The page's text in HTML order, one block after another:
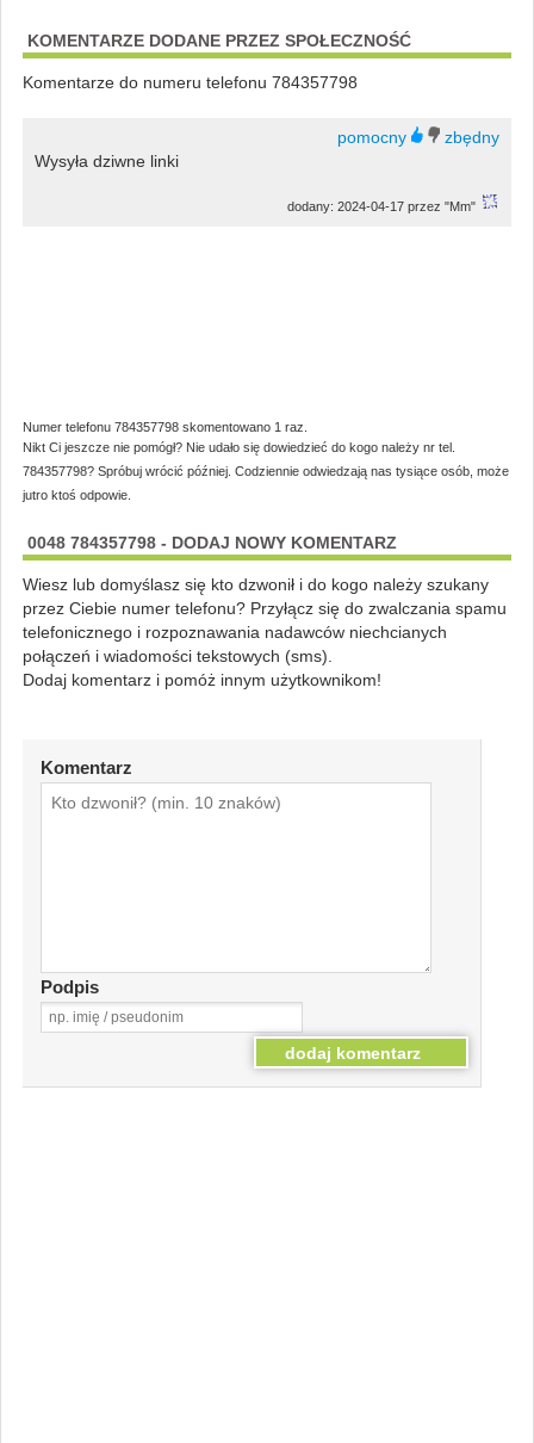
KOMENTARZE DODANE PRZEZ SPOŁECZNOŚĆ
Komentarze do numeru telefonu 784357798
Wysyła dziwne linki
dodany: 2024-04-17 przez "Mm"
Numer telefonu 784357798 skomentowano 1 raz.
Nikt Ci jeszcze nie pomógł? Nie udało się dowiedzieć do kogo należy nr tel.
784357798? Spróbuj wrócić później. Codziennie odwiedzają nas tysiące osób, może
jutro ktoś odpowie.
0048 784357798 - DODAJ NOWY KOMENTARZ
Wiesz lub domyślasz się kto dzwonił i do kogo należy szukany
przez Ciebie numer telefonu? Przyłącz się do zwalczania spamu
telefonicznego i rozpoznawania nadawców niechcianych
połączeń i wiadomości tekstowych (sms).
Dodaj komentarz i pomóż innym użytkownikom!
Komentarz
Podpis